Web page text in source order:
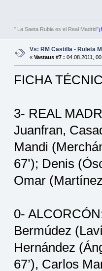
" La Saeta Rubia es el Real Madrid"
Vs: RM Castilla - Ruleta
« Vastaus #7 : 04.08.2011,
FICHA
3- REAL
Juanfran,
Mandi
67’); Denis
Omar
0-
Bermúdez
Hernández
67’), Carlos